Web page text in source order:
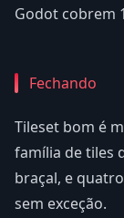
Godot cobrem
Fechando
Tileset bom é
família de tiles
braçal, e
sem exceção.